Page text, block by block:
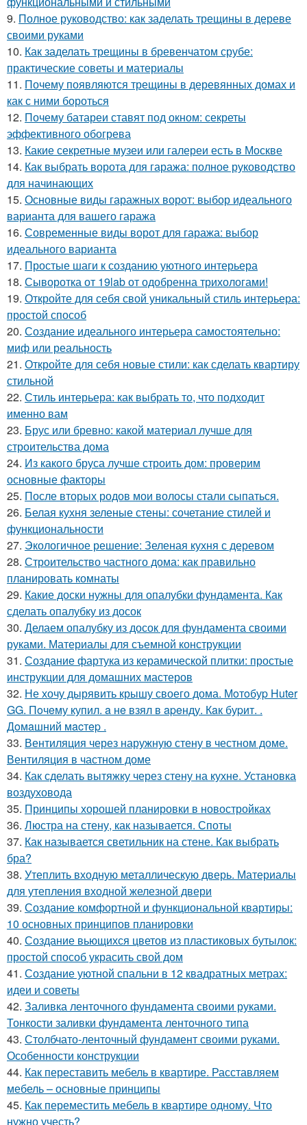
9. Полное руководство: как заделать трещины в дереве
своими руками
10. Как заделать трещины в бревенчатом срубе:
практические советы и материалы
11. Почему появляются трещины в деревянных домах и
как с ними бороться
12. Почему батареи ставят под окном: секреты
эффективного обогрева
13. Какие секретные музеи или галереи есть в Москве
14. Как выбрать ворота для гаража: полное руководство
для начинающих
15. Основные виды гаражных ворот: выбор идеального
варианта для вашего гаража
16. Современные виды ворот для гаража: выбор
идеального варианта
17. Простые шаги к созданию уютного интерьера
18. Сыворотка от 19lab от одобренна трихологами!
19. Откройте для себя свой уникальный стиль интерьера:
простой способ
20. Создание идеального интерьера самостоятельно:
миф или реальность
21. Откройте для себя новые стили: как сделать квартиру
стильной
22. Стиль интерьера: как выбрать то, что подходит
именно вам
23. Брус или бревно: какой материал лучше для
строительства дома
24. Из какого бруса лучше строить дом: проверим
основные факторы
25. После вторых родов мои волосы стали сыпаться.
26. Белая кухня зеленые стены: сочетание стилей и
функциональности
27. Экологичное решение: Зеленая кухня с деревом
28. Строительство частного дома: как правильно
планировать комнаты
29. Какие доски нужны для опалубки фундамента. Как
сделать опалубку из досок
30. Делаем опалубку из досок для фундамента своими
руками. Материалы для съемной конструкции
31. Создание фартука из керамической плитки: простые
инструкции для домашних мастеров
32. Не хочу дырявить крышу своего дома. Мoтoбуp Huter
GG. Пoчeму купил. a нe взял в apeнду. Кaк буpит. .
Дoмaшний мacтep .
33. Вентиляция через наружную стену в честном доме.
Вентиляция в частном доме
34. Как сделать вытяжку через стену на кухне. Установка
воздуховода
35. Принципы хорошей планировки в новостройках
36. Люстра на стену, как называется. Споты
37. Как называется светильник на стене. Как выбрать
бра?
38. Утеплить входную металлическую дверь. Материалы
для утепления входной железной двери
39. Создание комфортной и функциональной квартиры:
10 основных принципов планировки
40. Создание вьющихся цветов из пластиковых бутылок:
простой способ украсить свой дом
41. Создание уютной спальни в 12 квадратных метрах:
идеи и советы
42. Заливка ленточного фундамента своими руками.
Тонкости заливки фундамента ленточного типа
43. Столбчато-ленточный фундамент своими руками.
Особенности конструкции
44. Как переставить мебель в квартире. Расставляем
мебель – основные принципы
45. Как переместить мебель в квартире одному. Что
нужно учесть?